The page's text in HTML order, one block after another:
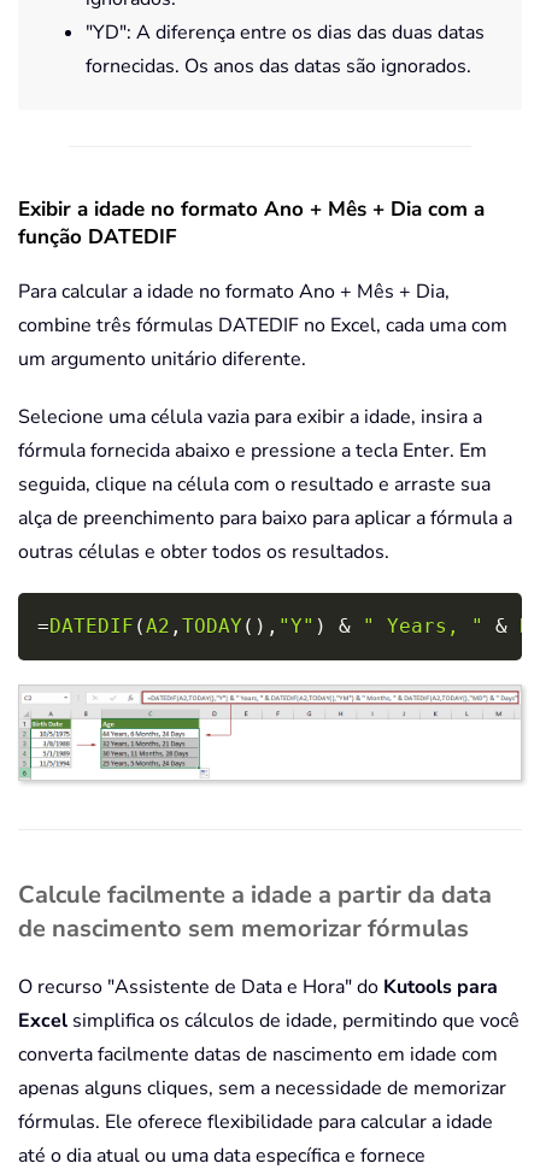
"YD": A diferença entre os dias das duas datas
fornecidas. Os anos das datas são ignorados.
Exibir a idade no formato Ano + Mês + Dia com a
função DATEDIF
Para calcular a idade no formato Ano + Mês + Dia,
combine três fórmulas DATEDIF no Excel, cada uma com
um argumento unitário diferente.
Selecione uma célula vazia para exibir a idade, insira a
fórmula fornecida abaixo e pressione a tecla Enter. Em
seguida, clique na célula com o resultado e arraste sua
alça de preenchimento para baixo para aplicar a fórmula a
outras células e obter todos os resultados.
=DATEDIF (A2 , TODAY ( ) , "Y" ) & " Years, " &
Copy
Calcule facilmente a idade a partir da data
de nascimento sem memorizar fórmulas
O recurso "Assistente de Data e Hora" do Kutools para
Excel simplifica os cálculos de idade, permitindo que você
converta facilmente datas de nascimento em idade com
apenas alguns cliques, sem a necessidade de memorizar
fórmulas. Ele oferece flexibilidade para calcular a idade
até o dia atual ou uma data específica e fornece